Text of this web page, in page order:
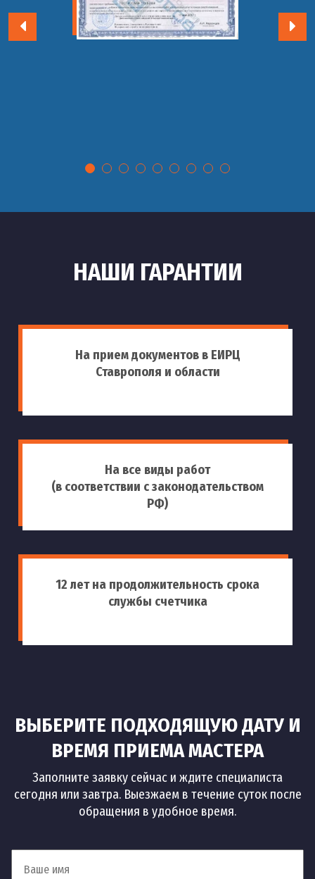
НАШИ ГАРАНТИИ
На прием документов в ЕИРЦ
Ставрополя и области
На все виды работ
(в соответствии с законодательством
РФ)
12 лет на продолжительность срока
службы счетчика
ВЫБЕРИТЕ ПОДХОДЯЩУЮ ДАТУ И
ВРЕМЯ ПРИЕМА МАСТЕРА
Заполните заявку сейчас и ждите специалиста
сегодня или завтра. Выезжаем в течение суток после
обращения в удобное время.